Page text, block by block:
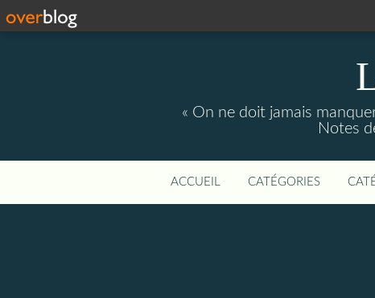
« On ne doit jamais
Notes
ACCUEIL CATÉGORIES